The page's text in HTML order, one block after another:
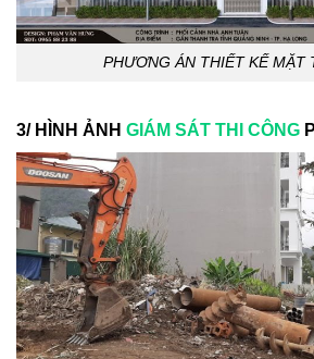
PHƯƠNG ÁN THIẾT KẾ MẶT
3/ HÌNH ẢNH GIÁM SÁT THI CÔNG